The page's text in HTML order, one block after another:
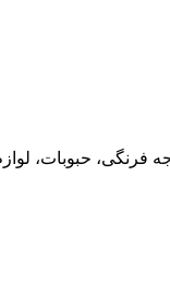
فرنگی، حبوبات،